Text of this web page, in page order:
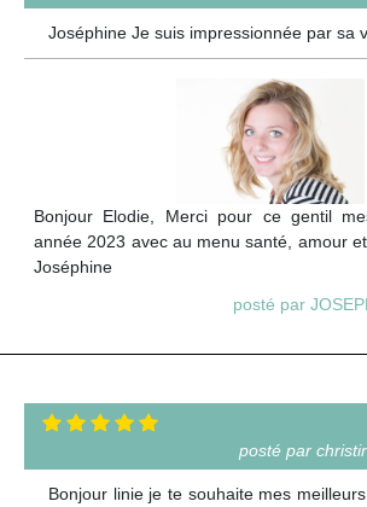
Joséphine Je suis impressionnée par sa
Bonjour Elodie, Merci pour ce gentil
année 2023 avec au menu santé, amour
Joséphine
posté par
posté par
Bonjour linie je te souhaite mes